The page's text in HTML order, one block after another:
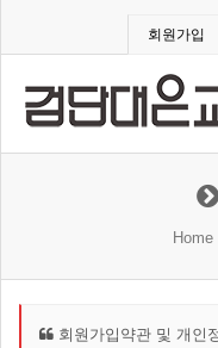
회원가입
Home
회원가입약관 및 개인